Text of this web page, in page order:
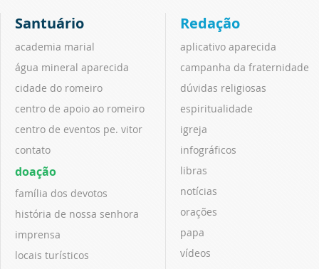
Santuário
academia marial
água mineral aparecida
cidade do romeiro
centro de apoio ao romeiro
centro de eventos pe. vitor
contato
doação
família dos devotos
história de nossa senhora
imprensa
locais turísticos
Redação
aplicativo aparecida
campanha da fraternidade
dúvidas religiosas
espiritualidade
igreja
infográficos
libras
notícias
orações
papa
vídeos